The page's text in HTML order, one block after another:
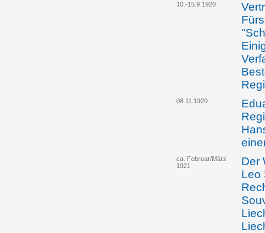
10.-15.9.1920
08.11.1920
ca. Februar/März
1921
Der
Leo